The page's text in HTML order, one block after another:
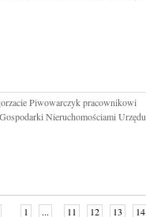
Piwowarczyk pracownikowi
Nieruchomościami Urzędu
1 ... 11 12 13 14